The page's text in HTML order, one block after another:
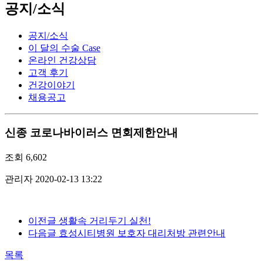
공지/소식
공지/소식
이 달의 수술 Case
온라인 건강상담
고객 후기
건강이야기
채용공고
신종 코로나바이러스 면회제한안내
조회 6,602
관리자 2020-02-13 13:22
이전글 생활속 거리두기 실천!
다음글 효성시티병원 보호자 대리처방 관련안내
목록